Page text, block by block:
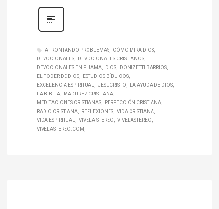
AFRONTANDO PROBLEMAS
CÓMO MIRA DIOS
DEVOCIONALES
DEVOCIONALES CRISTIANOS
DEVOCIONALES EN PIJAMA
DIOS
DONIZETTI BARRIOS
EL PODER DE DIOS
ESTUDIOS BÍBLICOS
EXCELENCIA ESPIRITUAL
JESUCRISTO
LA AYUDA DE DIOS
LA BIBLIA
MADUREZ CRISTIANA
MEDITACIONES CRISTIANAS
PERFECCIÓN CRISTIANA
RADIO CRISTIANA
REFLEXIONES
VIDA CRISTIANA
VIDA ESPIRITUAL
VIVELA STEREO
VIVELASTEREO
VIVELASTEREO.COM